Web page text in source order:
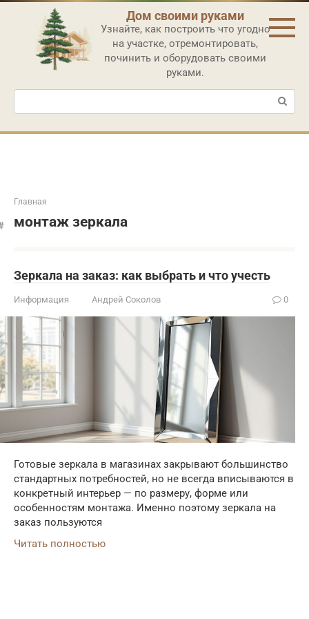
Перейти
контенту
Дом своими руками
Узнайте, как построить что угодно
на участке, отремонтировать,
починить и оборудовать своими
руками.
Поиск:
Главная
монтаж зеркала
Зеркала на заказ: как выбрать и что учесть
Информация Андрей Соколов 0
Готовые зеркала в магазинах закрывают большинство
стандартных потребностей, но не всегда вписываются в
конкретный интерьер — по размеру, форме или
особенностям монтажа. Именно поэтому зеркала на
заказ пользуются
Читать полностью